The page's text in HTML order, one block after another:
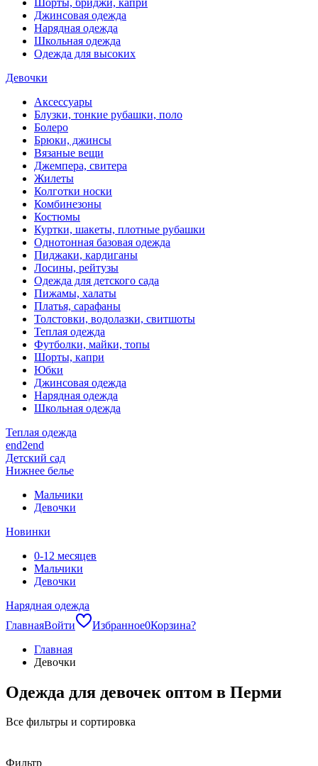
Джинсовая одежда
Нарядная одежда
Школьная одежда
Одежда для высоких
Девочки
Аксессуары
Блузки, тонкие рубашки, поло
Болеро
Брюки, джинсы
Вязаные вещи
Джемпера, свитера
Жилеты
Колготки носки
Комбинезоны
Костюмы
Куртки, шакеты, плотные рубашки
Однотонная базовая одежда
Пиджаки, кардиганы
Лосины, рейтузы
Одежда для детского сада
Пижамы, халаты
Платья, сарафаны
Толстовки, водолазки, свитшоты
Теплая одежда
Футболки, майки, топы
Шорты, капри
Юбки
Джинсовая одежда
Нарядная одежда
Школьная одежда
Теплая одежда
end2end
Детский сад
Нижнее белье
Мальчики
Девочки
Новинки
0-12 месяцев
Мальчики
Девочки
Нарядная одежда
ГлавнаяВойти Избранное0Корзина?
Главная
Девочки
Одежда для девочек оптом в Перми
Все фильтры и сортировка
Фильтр